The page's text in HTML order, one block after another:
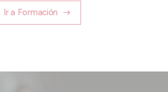
Ir a Formación